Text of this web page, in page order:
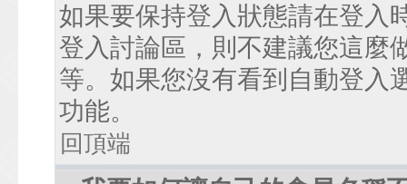
如果要保持登入狀態請在登入
登入討論區，則不建議您這麼
等。如果您沒有看到自動登入
功能。
回頂端